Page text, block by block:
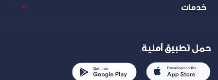
خدمات
حمل تطبيق أمنية